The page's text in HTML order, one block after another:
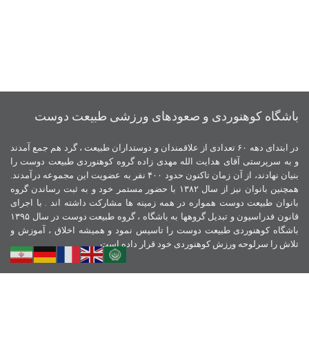
باشگاه کوهنوردی و صعودهای ورزشی طبیعت دوست
در ابتدای دهه ۶۰ تعدادی از علاقمندان و دوستداران طبیعت ، گرد هم جمع آمدند
و به سرپرستی آقای هدایت الله مهدی زاده گروه کوهنوردی طبیعت دوست را
بنیان نهادند، از آن زمان تاکنون حدود ۴۰۰ نفر به عضویت این مجموعه درآمدند.
همچنین بانوان نیز از سال ۱۳۸۲ با حضور مستمر خود و به ثبت رساندن گروه
بانوان طبیعت دوست همواره در همه زمینه ها مشارکت داشته اند . با اجرای
قانون فدراسیون و تبدیل گروهها به باشگاه ، گروه طبیعت دوست در سال ۱۳۹۵
باشگاه کوهنوردی طبیعت دوست را تاسیس نمود و همیشه اخلاق ، آموزش و
تلاش را سرلوحه ورزش کوهنوردی خود قرار داده است.